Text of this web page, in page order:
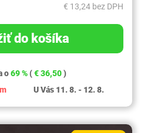
€ 13,24 bez DPH
do košíka
o69 % (€ 36,50)
U Vás 11. 8. - 12. 8.